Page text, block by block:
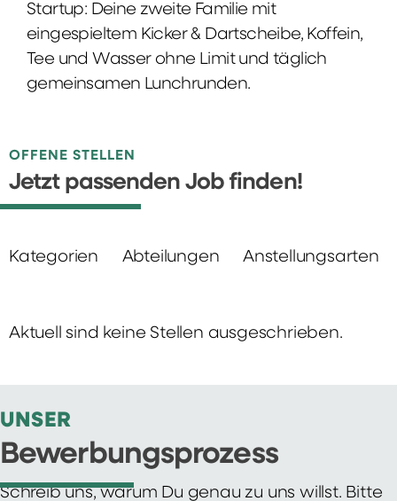
Startup: Deine zweite Familie mit
eingespieltem Kicker & Dartscheibe, Koffein,
Tee und Wasser ohne Limit und täglich
gemeinsamen Lunchrunden.
OFFENE STELLEN
Jetzt passenden Job finden!
Kategorien Abteilungen Anstellungsarten
Aktuell sind keine Stellen ausgeschrieben.
UNSER
Bewerbungsprozess
Schreib uns, warum Du genau zu uns willst. Bitte